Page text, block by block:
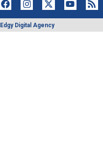
Edgy Digital Agency